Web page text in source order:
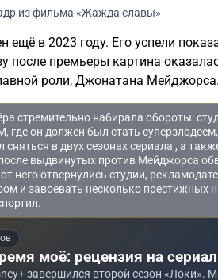
из фильма «Жажда славы»
в 2023 году. Его успели
после премьеры картина
роли, Джонатана Мейджорса.
стремительно набирала обороты:
где он должен был стать
в двух сезонах сериала , а
выдвинутых против Мейджорса
отвернулись студии,
и завоевать несколько престижных
моё: рецензия на
завершился второй сезон «Локи».